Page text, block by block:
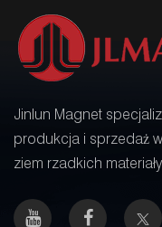
Jinlun Magnet
produkcja i sprzedaż
ziem rzadkich